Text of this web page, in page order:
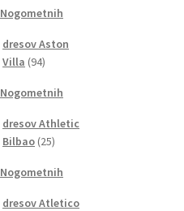
Nogometnih
dresov Aston
Villa 9494
Nogometnih
dresov Athletic
Bilbao 2525
Nogometnih
dresov Atletico